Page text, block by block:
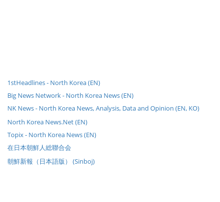
1stHeadlines - North Korea (EN)
Big News Network - North Korea News (EN)
NK News - North Korea News, Analysis, Data and Opinion (EN, KO)
North Korea News.Net (EN)
Topix - North Korea News (EN)
在日本朝鮮人総聯合会
朝鮮新報（日本語版） (Sinboj)